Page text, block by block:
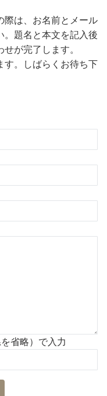
際は、お名前とメール
。題名と本文を記入後
が完了します。
す。しばらくお待ち下
省略）で入力